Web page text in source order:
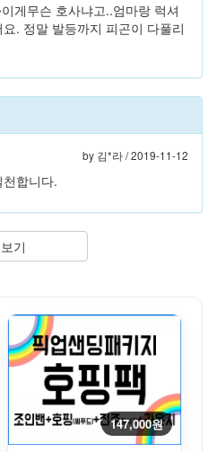
게무슨 호사냐고..엄마랑 럭셔
. 정말 발등까지 피곤이 다풀리
by 김*라 /2019-11-12
합니다.
기
147,000원